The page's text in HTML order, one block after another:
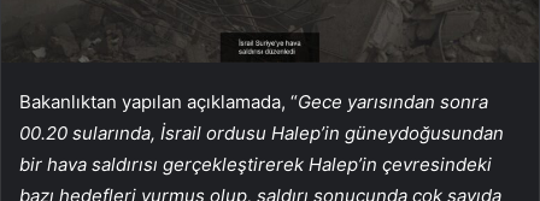
Bakanlıktan yapılan açıklamada, “Gece yarısından sonra
00.20 sularında, İsrail ordusu Halep’in güneydoğusundan
bir hava saldırısı gerçekleştirerek Halep’in çevresindeki
bazı hedefleri vurmuş olup, saldırı sonucunda çok sayıda